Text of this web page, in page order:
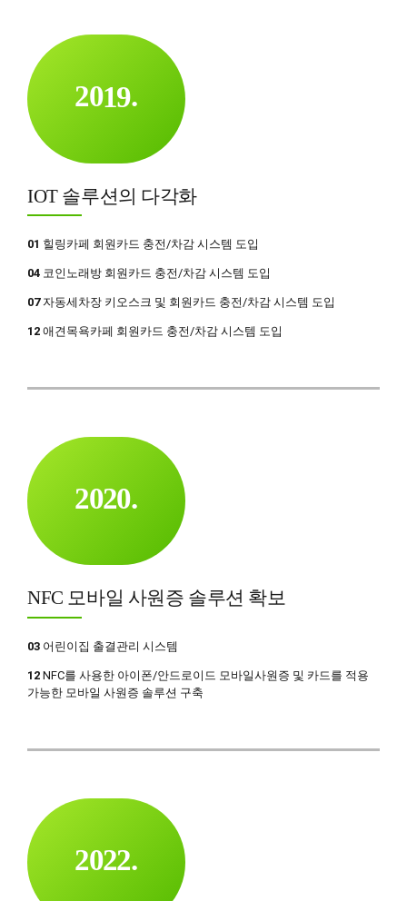
0
2
4
5
6
7
8
9
0
8
01
3
4
5
6
7
8
9
7
9.
IOT 솔루션의 다각화
01 힐링카페 회원카드 충전/차감 시스템 도입
04 코인노래방 회원카드 충전/차감 시스템 도입
07자동세차장 키오스크 및 회원카드 충전/차감 시스템 도입
12 애견목욕카페 회원카드 충전/차감 시스템 도입
0
2
4
5
6
7
8
9
0
1
2
3
4
6
8
0
0
2
4
5
6
7
8
9
0
1
2
3
4
6
8
0.
NFC 모바일 사원증 솔루션 확보
03 어린이집 출결관리 시스템
12 NFC를 사용한 아이폰/안드로이드 모바일사원증 및 카드를 적용
가능한 모바일 사원증 솔루션 구축
0
2
0
1
3
4
6
8
0
0
2
0
2.